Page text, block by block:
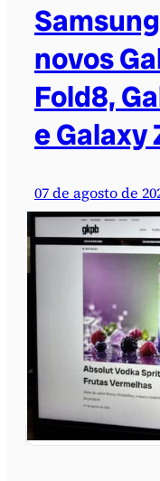
novos
Fold8,
e Galaxy
07 de agosto de